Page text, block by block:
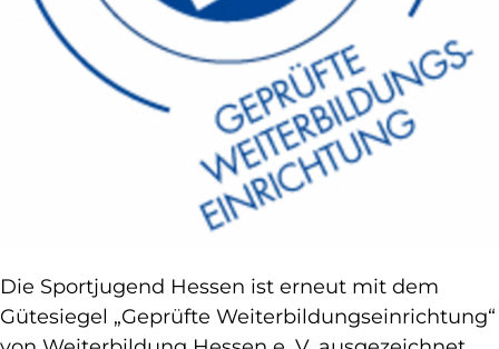
Die Sportjugend Hessen ist erneut mit dem
Gütesiegel „Geprüfte Weiterbildungseinrichtung“